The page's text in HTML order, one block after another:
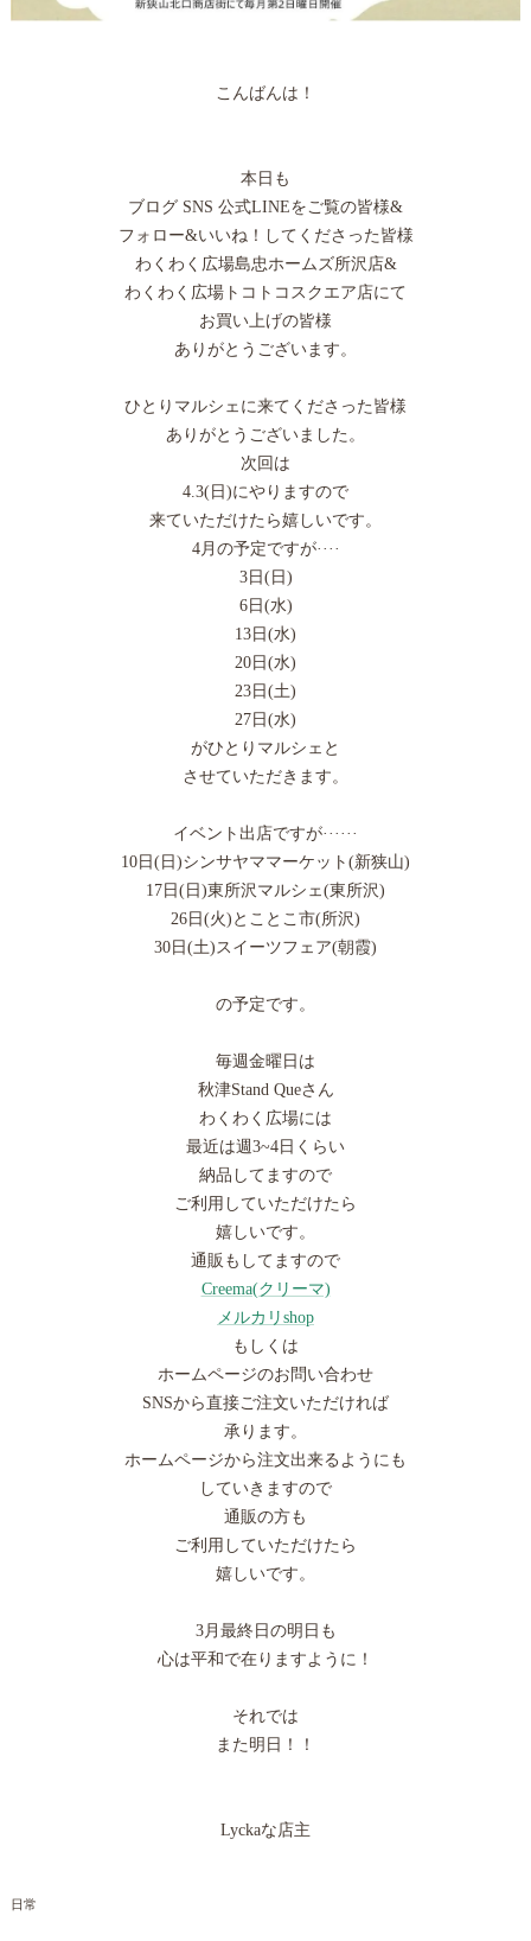
こんばんは！
本日も
ブログ SNS 公式LINEをご覧の皆様&
フォロー&いいね！してくださった皆様
わくわく広場島忠ホームズ所沢店&
わくわく広場トコトコスクエア店にて
お買い上げの皆様
ありがとうございます。
ひとりマルシェに来てくださった皆様
ありがとうございました。
次回は
4.3(日)にやりますので
来ていただけたら嬉しいです。
4月の予定ですが····
3日(日)
6日(水)
13日(水)
20日(水)
23日(土)
27日(水)
がひとりマルシェと
させていただきます。
イベント出店ですが······
10日(日)シンサヤママーケット(新狭山)
17日(日)東所沢マルシェ(東所沢)
26日(火)とことこ市(所沢)
30日(土)スイーツフェア(朝霞)
の予定です。
毎週金曜日は
秋津Stand Queさん
わくわく広場には
最近は週3~4日くらい
納品してますので
ご利用していただけたら
嬉しいです。
通販もしてますので
Creema(クリーマ)
メルカリshop
もしくは
ホームページのお問い合わせ
SNSから直接ご注文いただければ
承ります。
ホームページから注文出来るようにも
していきますので
通販の方も
ご利用していただけたら
嬉しいです。
3月最終日の明日も
心は平和で在りますように！
それでは
また明日！！
Lyckaな店主
日常